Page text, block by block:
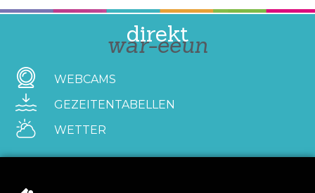
direkt
war-eeun
WEBCAMS
GEZEITENTABELLEN
WETTER